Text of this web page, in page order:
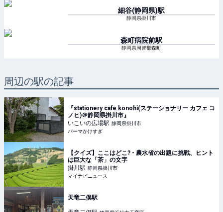
細谷(静岡県)駅
静岡県掛川市
森町病院前駅
静岡県周智郡森町
周辺の駅の記事
『stationery cafe konohi(ステーショナリー カフェ コ
ノヒ)＠静岡県掛川市』
いこいの広場駅 静岡県掛川市
パーマかけすぎ
【クイズ】ここはどこ? - 農水省の出題に挑戦、ヒント
は巨大な「茶」の文字
掛川駅 静岡県掛川市
マイナビニュース
天竜二俣駅